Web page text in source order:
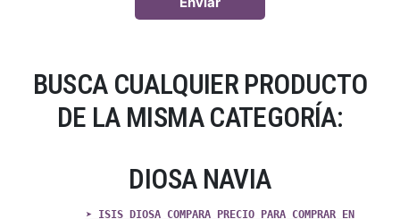
BUSCA CUALQUIER PRODUCTO
DE LA MISMA CATEGORÍA:
DIOSA NAVIA
➤ ISIS DIOSA COMPARA PRECIO PARA COMPRAR EN